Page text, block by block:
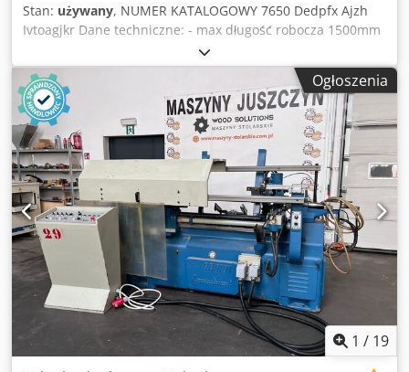
Stan: używany, NUMER KATALOGOWY 7650 Dedpfx Ajzh
Ivtoagjkr Dane techniczne: - max długość robocza 1500mm
- max średnica robocza 250mm - frezowanie (frez tarczowy)
7,5kW - wrzeciono – 2800obr/min 3kW - prędkość obrotowa
wrzeciona 700/1200/1500/2000obr/min - agregat szlifujący
0,75kW - silnik hydrauliczny 3kW - moc całkowita 17,75kW -
zapotrzebowanie powietrza 6-8bar - podajnik do kantówek
do 150x150mm - średnica króćca odciągu 100mm, 160mm -
wymiary do transportu dł/szer/wys 4350x2300x1980mm -
waga około 3000kg ATUTY – produkcji niemieckiej –
automatyczna kopiarka hydrauliczna – oryginalna
dokumentacja DTR – niemalowana – tokarka używana, stan
bardzo dobry Cena netto: 59900 PLN Cena netto: 14262
EUR Cena netto liczona według kursu 4,2 PLN/EUR (przy
większych wahaniach kursu cena może ulec zmianie)
Ogłoszenia
1 / 19